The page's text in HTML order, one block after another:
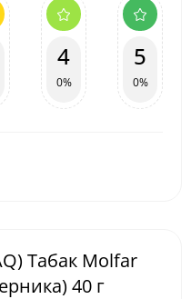
4
0%
5
0%
Табак Molfar
40 г